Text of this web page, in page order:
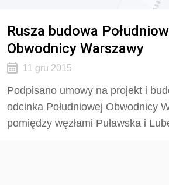
Rusza budowa
Obwodnicy Warszawy
11 gru 2015
Podpisano umowy na projekt i
odcinka Południowej Obwodnicy
pomiędzy węzłami Puławska i